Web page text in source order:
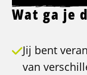
Wat ga je
Jij bent
van